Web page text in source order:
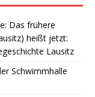
Das frühere
heißt jetzt:
Lausitz
Schwimmhalle